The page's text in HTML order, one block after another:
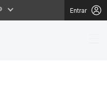
Entrar